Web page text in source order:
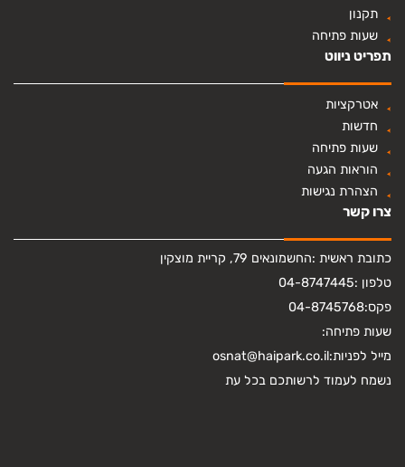
תקנון
שעות פתיחה
תפריט ניווט
אטרקציות
חדשות
שעות פתיחה
הוראות הגעה
הצהרת נגישות
צרו קשר
כתובת ראשית :החשמונאים 79, קריית מוצקין
טלפון :04-8747445
פקס:04-8745768
שעות פתיחה:
מייל לפניות:osnat@haipark.co.il
נשמח לעמוד לרשותכם בכל עת